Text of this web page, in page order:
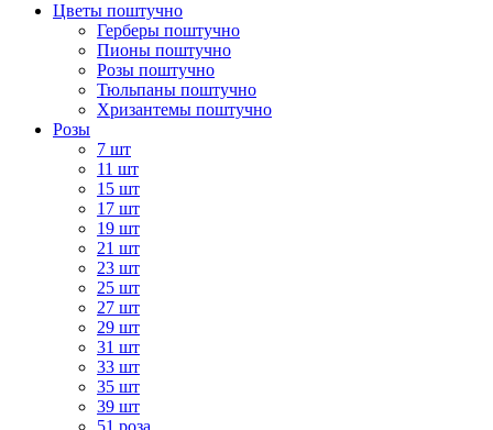
Цветы поштучно
Герберы поштучно
Пионы поштучно
Розы поштучно
Тюльпаны поштучно
Хризантемы поштучно
Розы
7 шт
11 шт
15 шт
17 шт
19 шт
21 шт
23 шт
25 шт
27 шт
29 шт
31 шт
33 шт
35 шт
39 шт
51 роза